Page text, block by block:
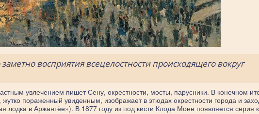
восприятия всецелостности происходящего вокруг
увлечением пишет Сену, окрестности, мосты, парусники. В конечном
пораженный увиденным, изображает в этюдах окрестности города и
лодка в Аржантёе»). В 1877 году из под кисти Клода Моне появляется серия